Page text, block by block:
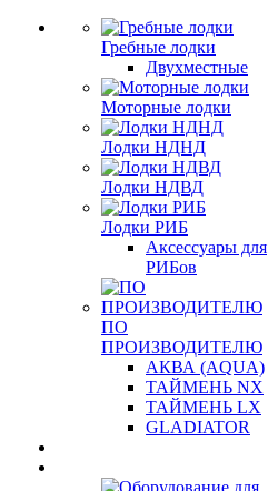
Гребные лодки
Двухместные
Моторные лодки
Лодки НДНД
Лодки НДВД
Лодки РИБ
Аксессуары для
РИБов
ПО
ПРОИЗВОДИТЕЛЮ
АКВА (AQUA)
ТАЙМЕНЬ NX
ТАЙМЕНЬ LX
GLADIATOR